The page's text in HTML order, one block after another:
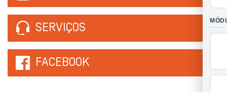
SERVIÇOS
FACEBOOK